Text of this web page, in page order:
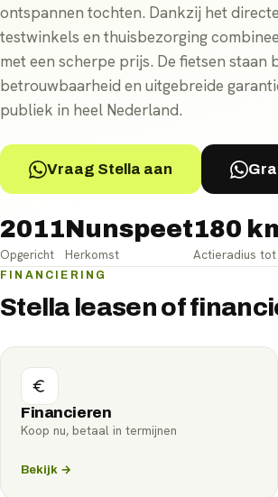
ontspannen tochten. Dankzij het
testwinkels en thuisbezorging
met een scherpe prijs. De fietsen staan
betrouwbaarheid en uitgebreide
publiek in heel Nederland.
Vraag Stella aan
2011
Opgericht
Nunspeet
Herkomst
180
Actieradius tot
FINANCIERING
Stella leasen of
Financieren
Koop nu, betaal in termijnen
Bekijk →